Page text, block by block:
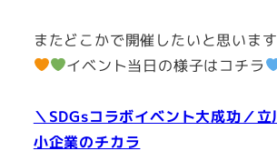
またどこかで開催したいと思います
イベント当日の様子はコチラ
＼SDGsコラボイベント大成功／
小企業のチカラ